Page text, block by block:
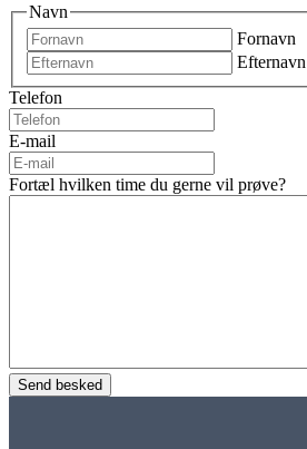
Navn
Fornavn
Efternavn
Telefon
E-mail
Fortæl hvilken time du gerne vil prøve?